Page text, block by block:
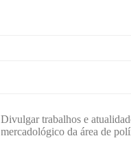
Divulgar trabalhos e
mercadológico da área de